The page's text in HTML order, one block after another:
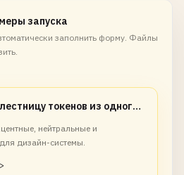
запуска
заполнить форму. Файлы
Собрать полную лестницу токенов из одного брендового синего
нейтральные и
дизайн-системы.